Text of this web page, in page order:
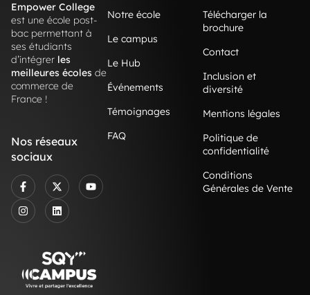
Empower College
est une école post-
bac permettant à
ses étudiants
d’intégrer les
meilleures écoles de
commerce de
France !
Nos réseaux
sociaux
Notre école
Le campus
Le Hub
Événements
Témoignages
FAQ
Télécharger la
brochure
Contact
Inclusion et
diversité
Mentions légales
Politique de
confidentialité
Conditions
Générales de Vente